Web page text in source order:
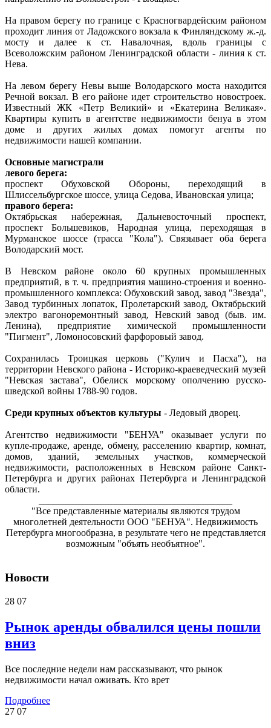
На правом берегу по границе с Красногвардейским районом
проходит линия от Ладожского вокзала к Финляндскому ж.-д.
мосту и далее к ст. Навалочная, вдоль границы с
Всеволожским районом Ленинградской области - линия к ст.
Нева.
На левом берегу Невы выше Володарского моста находится
Речной вокзал. В его районе идет строительство новостроек.
Известный ЖК «Петр Великий» и «Екатерина Великая».
Квартиры купить в агентстве недвижимости бенуа в этом
доме и других жилых домах помогут агенты по
недвижимости нашей компании.
Основные магистрали
левого берега:
проспект Обуховской Обороны, переходящий в
Шлиссельбургское шоссе, улица Седова, Ивановская улица;
правого берега:
Октябрьская набережная, Дальневосточный проспект,
проспект Большевиков, Народная улица, переходящая в
Мурманское шоссе (трасса "Кола"). Связывает оба берега
Володарский мост.
В Невском районе около 60 крупных промышленных
предприятий, в т. ч. предприятия машино-строения и военно-
промышленного комплекса: Обуховский завод, завод "Звезда",
Завод турбинных лопаток, Пролетарский завод, Октябрьский
электро вагоноремонтный завод, Невский завод (быв. им.
Ленина), предприятие химической промышленности
"Пигмент", Ломоносовский фарфоровый завод.
Сохранилась Троицкая церковь ("Кулич и Пасха"), на
территории Невского района - Историко-краеведческий музей
"Невская застава", Обелиск морскому ополчению русско-
шведской войны 1788-90 годов.
Среди крупных объектов культуры - Ледовый дворец.
Агентство недвижимости "БЕНУА" оказывает услуги по
купле-продаже, аренде, обмену, расселению квартир, комнат,
домов, зданий, земельных участков, коммерческой
недвижимости, расположенных в Невском районе Санкт-
Петербурга и других районах Петербурга и Ленинградской
области.
"Все представленные материалы являются трудом
многолетней деятельности ООО "БЕНУА". Недвижимость
Петербурга многообразна, в результате чего не представляется
возможным "объять необъятное".
Новости
28 07
Рынок аренды обвалился цены пошли
вниз
Все последние недели нам рассказывают, что рынок
недвижимости начал оживать. Кто врет
Подробнее
27 07